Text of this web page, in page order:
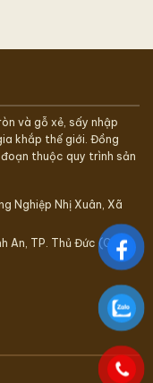
và gỗ xẻ, sấy nhập
khắp thế giới. Đồng
thuộc quy trình sản
Nghiệp Nhị Xuân, Xã
An, TP. Thủ Đức (Quận